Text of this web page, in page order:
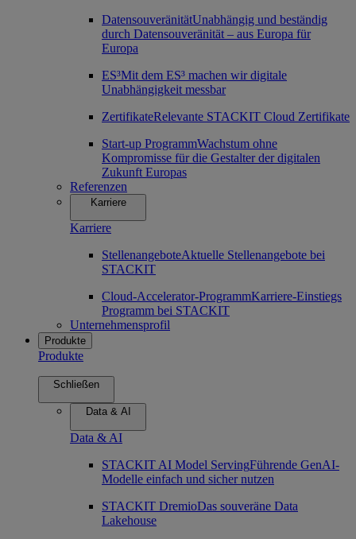
DatensouveränitätUnabhängig und beständig
durch Datensouveränität – aus Europa für
Europa
ES³Mit dem ES³ machen wir digitale
Unabhängigkeit messbar
ZertifikateRelevante STACKIT Cloud Zertifikate
Start-up ProgrammWachstum ohne
Kompromisse für die Gestalter der digitalen
Zukunft Europas
Referenzen
Karriere
Karriere
StellenangeboteAktuelle Stellenangebote bei
STACKIT
Cloud-Accelerator-ProgrammKarriere-Einstiegs
Programm bei STACKIT
Unternehmensprofil
Produkte
Produkte
Schließen
Data & AI
Data & AI
STACKIT AI Model ServingFührende GenAI-
Modelle einfach und sicher nutzen
STACKIT DremioDas souveräne Data
Lakehouse